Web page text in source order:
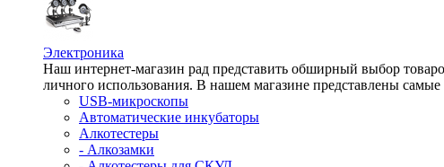
Электроника
Наш интернет-магазин рад представить обширный выбор
личного использования. В нашем магазине представлены
USB-микроскопы
Автоматические инкубаторы
Алкотестеры
- Алкозамки